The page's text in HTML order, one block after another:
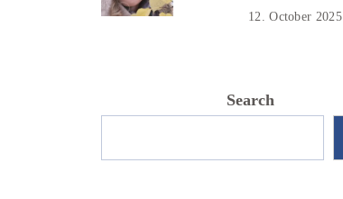
12. October 2025
Search